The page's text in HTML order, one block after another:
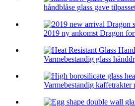
håndblåse glass gave
2019 ny ankomst Dragon
Varmebestandig glass
Varmebestandig